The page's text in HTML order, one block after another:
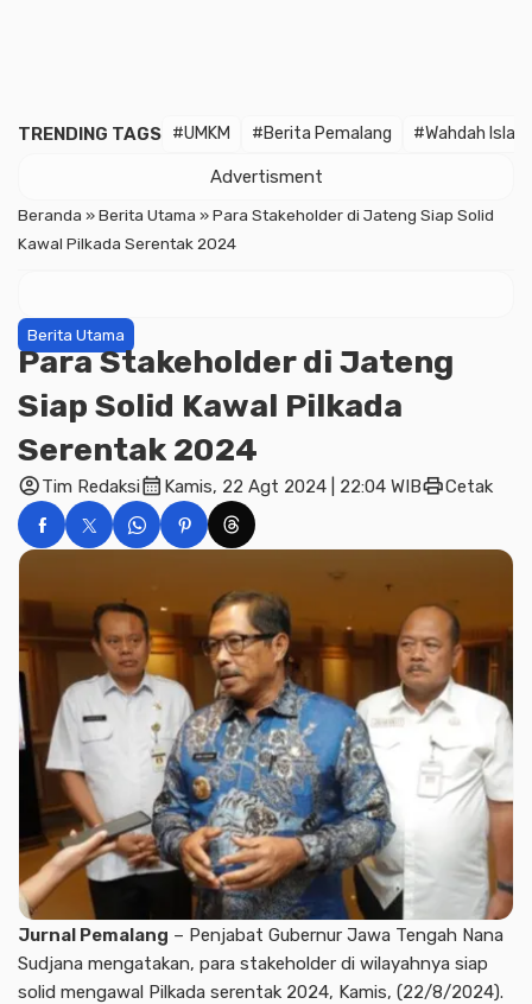
TRENDING TAGS #UMKM #Berita Pemalang #Wahdah
Advertisment
Beranda »Berita Utama »Para Stakeholder di Jateng Siap Solid
Kawal Pilkada Serentak 2024
Berita Utama
Para Stakeholder di Jateng
Siap Solid Kawal Pilkada
Serentak 2024
account_circleTim Redaksicalendar_month Kamis, 22 Agt 2024 | 22:04 WIBprintCetak
Jurnal Pemalang – Penjabat Gubernur Jawa Tengah Nana
Sudjana mengatakan, para stakeholder di wilayahnya siap
solid mengawal Pilkada serentak 2024, Kamis, (22/8/2024).